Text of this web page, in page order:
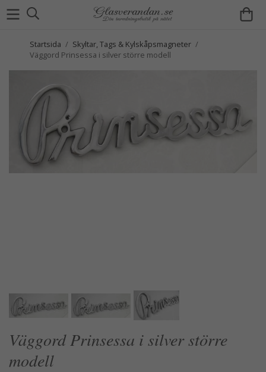
Startsida / Skyltar, Tags & Kylskåpsmagneter /
Väggord Prinsessa i silver större modell
Väggord Prinsessa i silver större
modell